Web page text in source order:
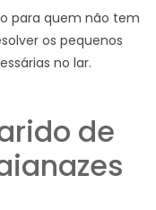
para quem não tem
os pequenos
no lar.
de